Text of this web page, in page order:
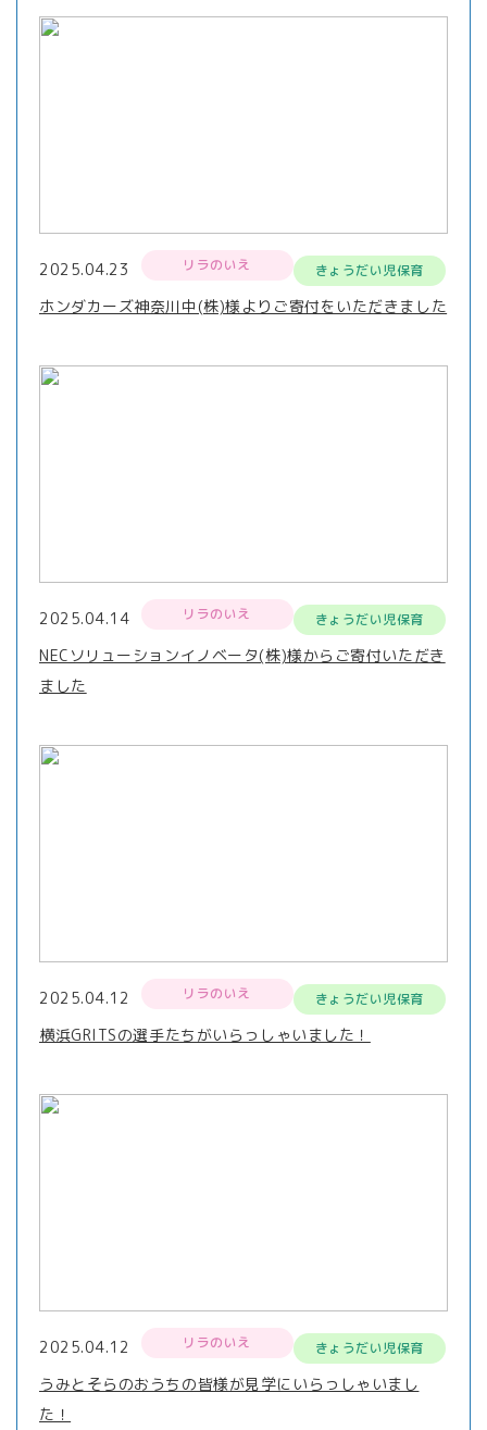
2025.04.23 リラのいえ きょうだい児保育
ホンダカーズ神奈川中(株)様よりご寄付をいただきました
2025.04.14 リラのいえ きょうだい児保育
NECソリューションイノベータ(株)様からご寄付いただき
ました
2025.04.12 リラのいえ きょうだい児保育
横浜GRITSの選手たちがいらっしゃいました！
2025.04.12 リラのいえ きょうだい児保育
うみとそらのおうちの皆様が見学にいらっしゃいまし
た！